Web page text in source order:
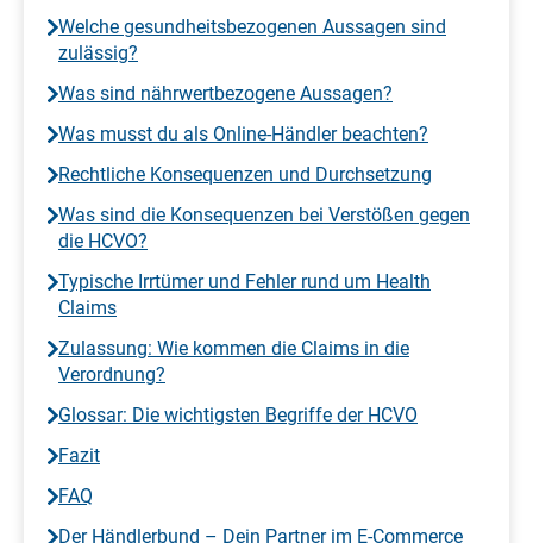
Welche gesundheitsbezogenen Aussagen sind
zulässig?
Was sind nährwertbezogene Aussagen?
Was musst du als Online-Händler beachten?
Rechtliche Konsequenzen und Durchsetzung
Was sind die Konsequenzen bei Verstößen gegen
die HCVO?
Typische Irrtümer und Fehler rund um Health
Claims
Zulassung: Wie kommen die Claims in die
Verordnung?
Glossar: Die wichtigsten Begriffe der HCVO
Fazit
FAQ
Der Händlerbund – Dein Partner im E-Commerce